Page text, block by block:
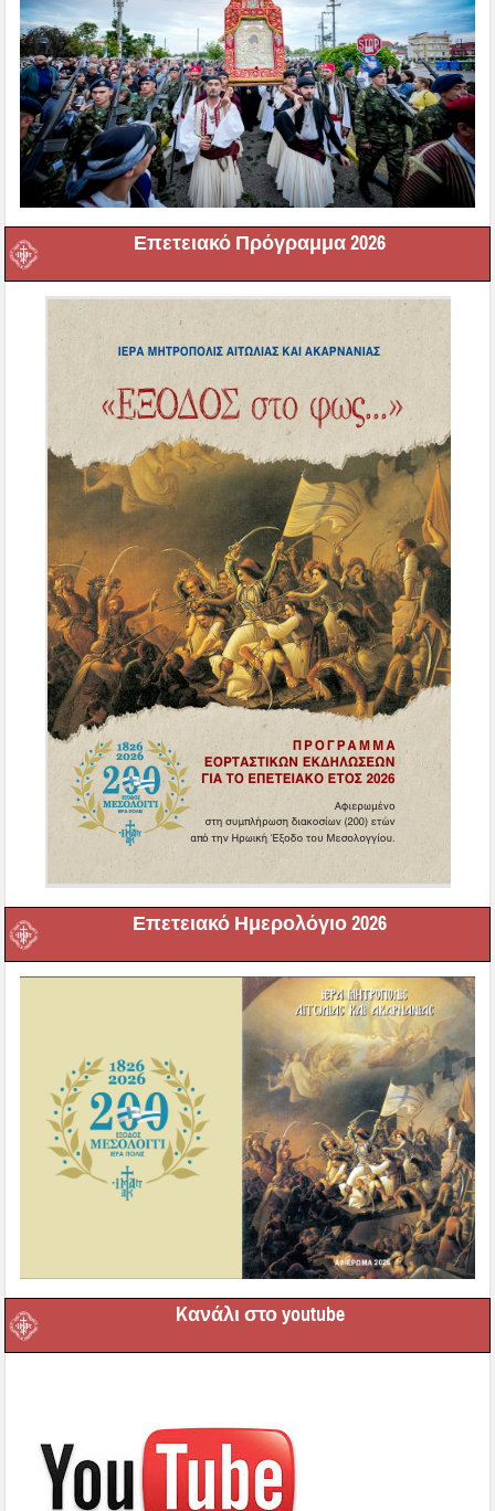
Επετειακό Πρόγραμμα 2026
Επετειακό Ημερολόγιο 2026
Kανάλι στο youtube